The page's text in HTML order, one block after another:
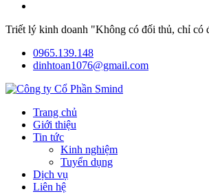
Triết lý kinh doanh "Không có đối thủ, chỉ có
0965.139.148
dinhtoan1076@gmail.com
Trang chủ
Giới thiệu
Tin tức
Kinh nghiệm
Tuyển dụng
Dịch vụ
Liên hệ